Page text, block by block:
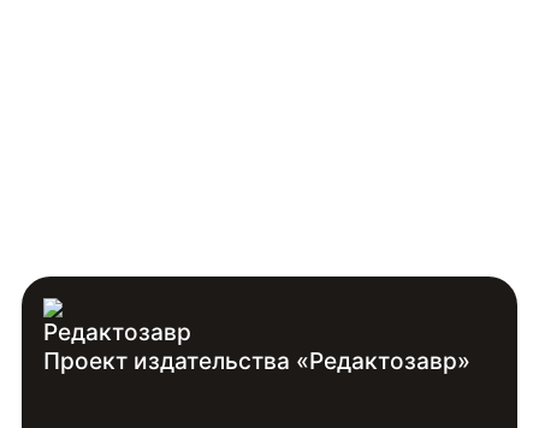
Проект издательства «Редактозавр»